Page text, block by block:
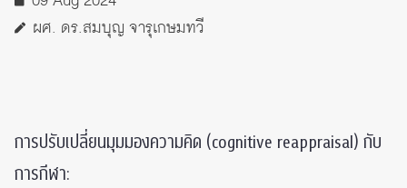
ผศ. ดร.สมบุญ จารุเกษมทวี
การปรับเปลี่ยนมุมมองความคิด (cognitive reappraisal) กับ
การกีฬา: